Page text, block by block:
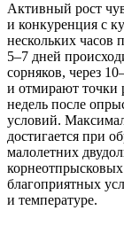
Активный рост
и конкуренция с
нескольких часов
5–7 дней
сорняков, через
и отмирают точки
недель после
условий.
достигается при
малолетних
благоприятных
и температуре.